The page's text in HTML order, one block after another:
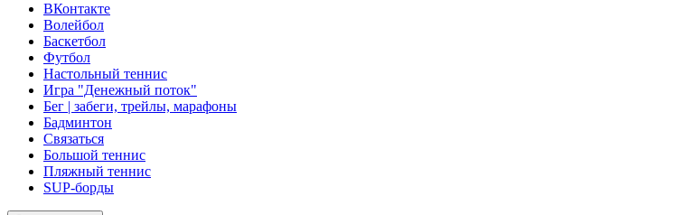
ВКонтакте
Волейбол
Баскетбол
Футбол
Настольный теннис
Игра "Денежный поток"
Бег | забеги, трейлы, марафоны
Бадминтон
Связаться
Большой теннис
Пляжный теннис
SUP-борды